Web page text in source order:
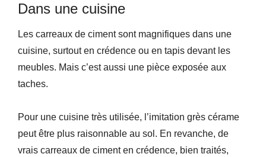
Dans une cuisine
Les carreaux de ciment sont magnifiques dans une
cuisine, surtout en crédence ou en tapis devant les
meubles. Mais c’est aussi une pièce exposée aux
taches.
Pour une cuisine très utilisée, l’imitation grès cérame
peut être plus raisonnable au sol. En revanche, de
vrais carreaux de ciment en crédence, bien traités,